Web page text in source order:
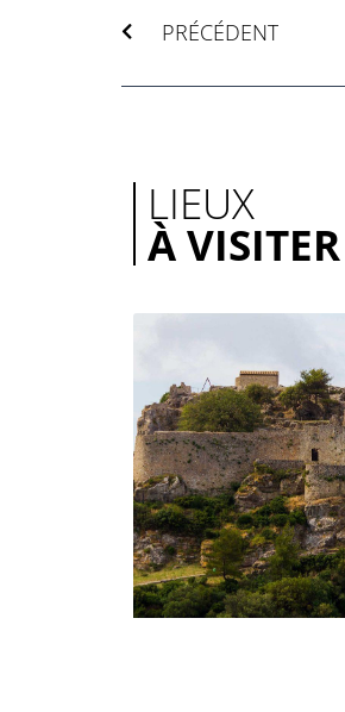
PRÉCÉDENT
LIEUX
À VISITER